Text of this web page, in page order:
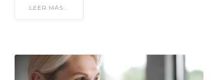
LEER MÁS...